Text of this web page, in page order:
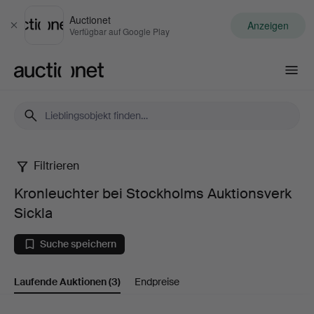
Schließen
Auctionet
Verfügbar auf Google Play Anzeigen
Kronleuchter
bei
Stockholms
Auktionsverk
Filtrieren
Kronleuchter bei Stockholms Auktionsverk
Sickla
Suche speichern
Laufende Auktionen(3) Endpreise